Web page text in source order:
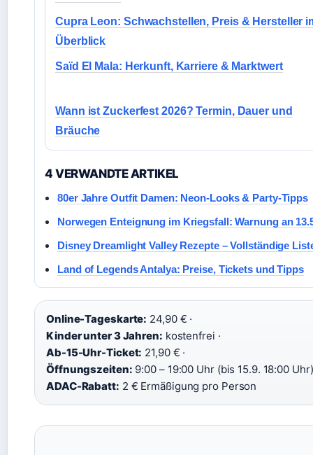
Cupra Leon: Schwachstellen, Preis & Hersteller
Überblick
Saïd El Mala: Herkunft, Karriere & Marktwert
Wann ist Zuckerfest 2026? Termin, Dauer und
Bräuche
4 VERWANDTE ARTIKEL
80er Jahre Outfit Damen: Neon-Looks & Party-Tipps
Norwegen Enteignung im Kriegsfall: Warnung an
Disney Dreamlight Valley Rezepte – Vollständige
Land of Legends Antalya: Preise, Tickets und Tipps
Online-Tageskarte: 24,90 € ·
Kinder unter 3 Jahren: kostenfrei ·
Ab-15-Uhr-Ticket: 21,90 € ·
Öffnungszeiten: 9:00 – 19:00 Uhr (bis 15.9. 18:00 Uhr)
ADAC-Rabatt: 2 € Ermäßigung pro Person